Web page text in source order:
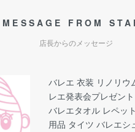
MESSAGE FROM
店長からのメッセージ
バレエ 衣装 リノリウ
レエ発表会プレゼン
バレエタオル レペッ
用品 タイツ バレエシ